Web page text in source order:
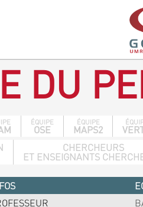
DU
ÉQUIPE
OSE
ÉQUIPE
MAPS2
CHERCHEURS
ET ENSEIGNANTS